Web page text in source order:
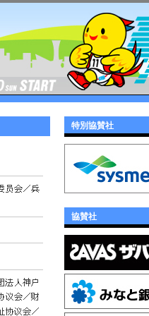
特別協賛社
協賛社